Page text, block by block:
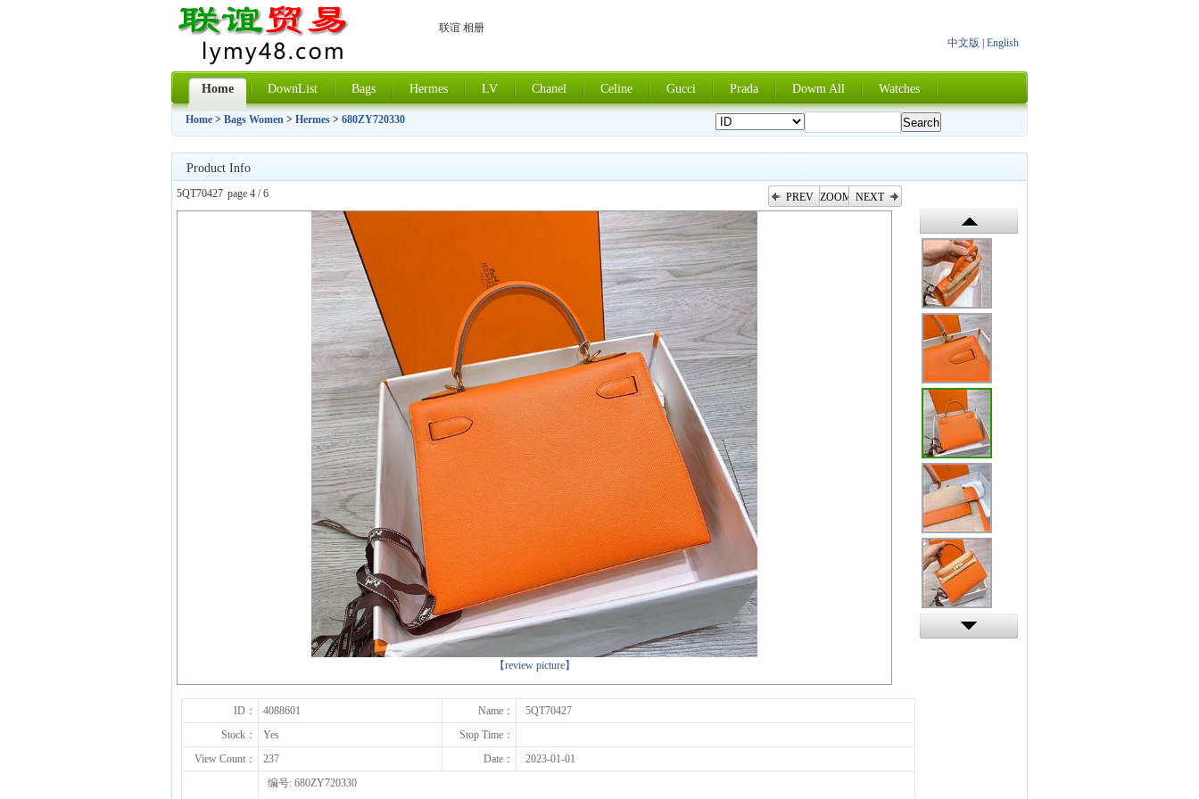
联谊 相册
中文版
English
Home DownList Bags Hermes LV Chanel Celine Gucci Prada Dowm All Watches
Home > Bags Women > Hermes > 680ZY720330
Product Info
5QT70427 page 4 / 6 PREV ZOOM NEXT
【review picture】
下一张
ID： 4088601 Name：
5QT70427
Stock：
Yes
Stop Time：
View Count：
237 Date：
2023-01-01
编号: 680ZY720330